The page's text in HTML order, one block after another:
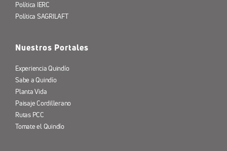
Política IERC
Política SAGRILAFT
Nuestros Portales
Experiencia Quindío
Sabe a Quindío
Planta Vida
Paisaje Cordillerano
Rutas PCC
Tomate el Quindío